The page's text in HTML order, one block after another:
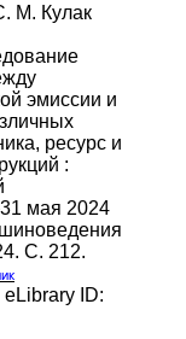
М. Кулак
эмиссии и
ресурс и
:
мая 2024
С. 212.
ID: